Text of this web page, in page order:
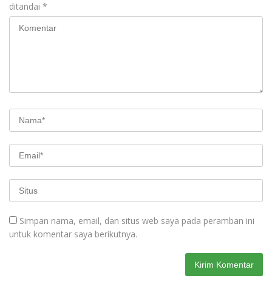
ditandai *
Simpan nama, email, dan situs web saya pada peramban ini
untuk komentar saya berikutnya.